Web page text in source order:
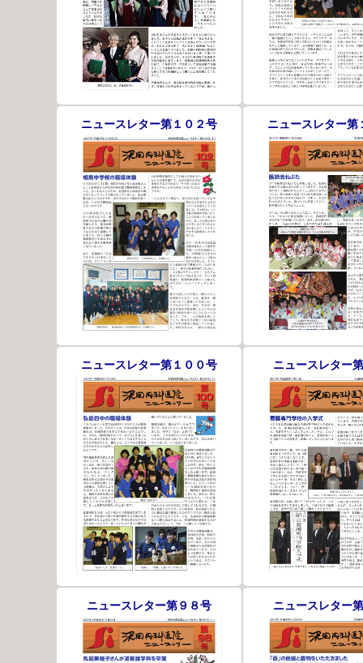
ニュースレター第１０２号 ニュースレター第
ニュースレター第１００号 ニュースレター
ニュースレター第９８号 ニュースレター